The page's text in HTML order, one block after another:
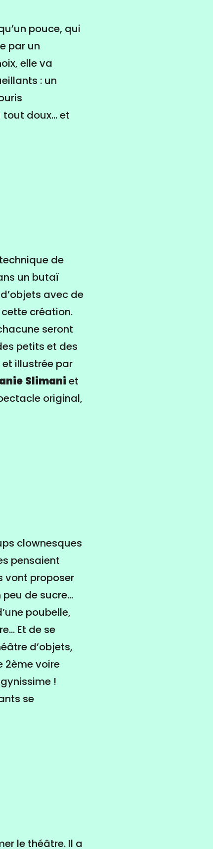
pouce, qui
par un
elle va
: un
doux... et
de
un butaï
avec de
création.
seront
petits et des
et illustrée par
Slimani et
original,
clownesques
pensaient
vont proposer
peu de sucre…
poubelle,
Et de se
d’objets,
2ème voire
!
se
le théâtre. Il a